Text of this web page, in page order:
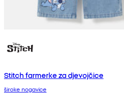
Stitch farmerke za djevojčice
široke nogavice